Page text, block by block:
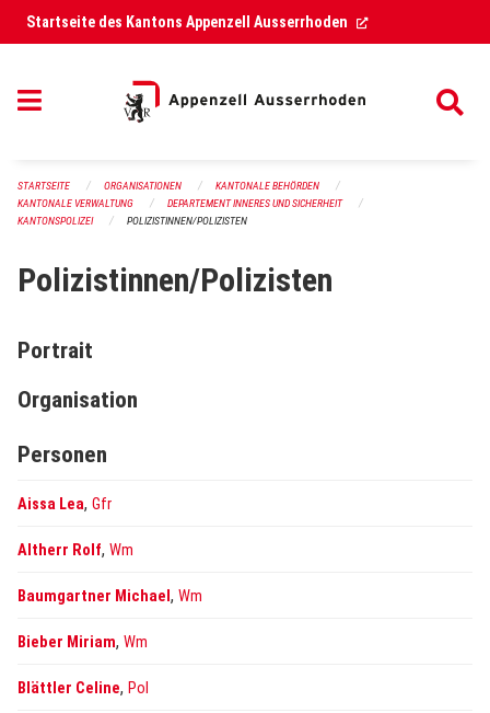
Navigation überspringen
Startseite des Kantons Appenzell Ausserrhoden (External Link)
STARTSEITE ORGANISATIONEN
KANTONALE BEHÖRDEN
KANTONALE VERWALTUNG
DEPARTEMENT INNERES UND SICHERHEIT
KANTONSPOLIZEI
POLIZISTINNEN/POLIZISTEN
Polizistinnen/Polizisten
Portrait
Organisation
Personen
Aissa Lea, Gfr
Altherr Rolf, Wm
Baumgartner Michael , Wm
Bieber Miriam, Wm
Blättler Celine, Pol